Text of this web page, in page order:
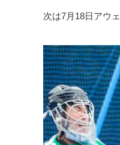
次は7月18日アウ